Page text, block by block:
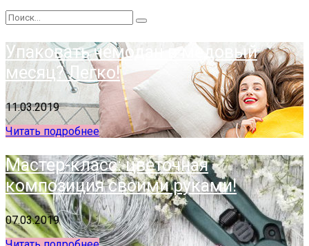
Упаковать чемодан в медовый
месяц? Легко!
11.03.2019
Читать подробнее
Мастер-класс: цветочная
композиция своими руками!
07.03.2019